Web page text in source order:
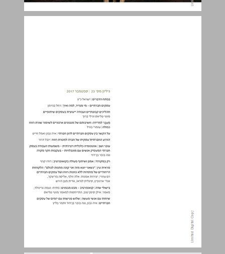
אנליזה ארגונית גיליון מס' 23 ... 0